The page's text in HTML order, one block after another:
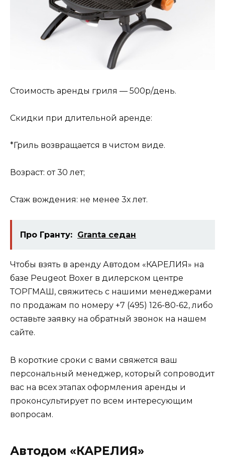
Стоимость аренды гриля — 500р/день.
Скидки при длительной аренде:
*Гриль возвращается в чистом виде.
Возраст: от 30 лет;
Стаж вождения: не менее 3х лет.
Про Гранту: Granta седан
Чтобы взять в аренду Автодом «КАРЕЛИЯ» на
базе Peugeot Boxer в дилерском центре
ТОРГМАШ, свяжитесь с нашими менеджерами
по продажам по номеру +7 (495) 126-80-62, либо
оставьте заявку на обратный звонок на нашем
сайте.
В короткие сроки с вами свяжется ваш
персональный менеджер, который сопроводит
вас на всех этапах оформления аренды и
проконсультирует по всем интересующим
вопросам.
Автодом «КАРЕЛИЯ»